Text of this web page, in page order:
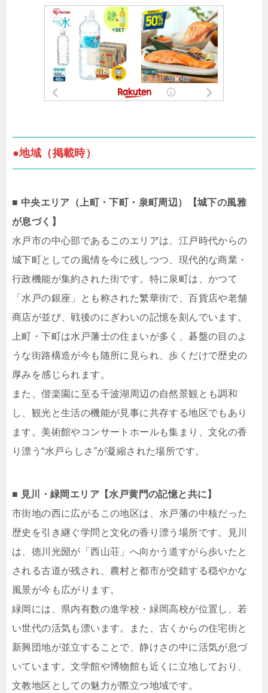
●地域（掲載時）
■ 中央エリア（上町・下町・泉町周辺）【城下の風雅
が息づく】
水戸市の中心部であるこのエリアは、江戸時代からの
城下町としての風情を今に残しつつ、現代的な商業・
行政機能が集約された街です。特に泉町は、かつて
「水戸の銀座」とも称された繁華街で、百貨店や老舗
商店が並び、戦後のにぎわいの記憶を刻んでいます。
上町・下町は水戸藩士の住まいが多く、碁盤の目のよ
うな街路構造が今も随所に見られ、歩くだけで歴史の
厚みを感じられます。
また、偕楽園に至る千波湖周辺の自然景観とも調和
し、観光と生活の機能が見事に共存する地区でもあり
ます。美術館やコンサートホールも集まり、文化の香
り漂う“水戸らしさ”が凝縮された場所です。
■ 見川・緑岡エリア【水戸黄門の記憶と共に】
市街地の西に広がるこの地区は、水戸藩の中核だった
歴史を引き継ぐ学問と文化の香り漂う場所です。見川
は、徳川光圀が「西山荘」へ向かう道すがら歩いたと
される古道が残され、農村と都市が交錯する穏やかな
風景が今も広がります。
緑岡には、県内有数の進学校・緑岡高校が位置し、若
い世代の活気も漂います。また、古くからの住宅街と
新興団地が並立することで、静けさの中に活気が息づ
いています。文学館や博物館も近くに立地しており、
文教地区としての魅力が際立つ地域です。